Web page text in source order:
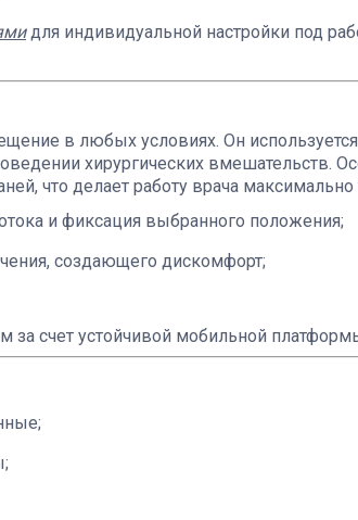
для индивидуальной настройки под
в любых условиях. Он
хирургических вмешательств.
что делает работу врача максимально
и фиксация выбранного положения;
создающего дискомфорт;
за счет устойчивой мобильной